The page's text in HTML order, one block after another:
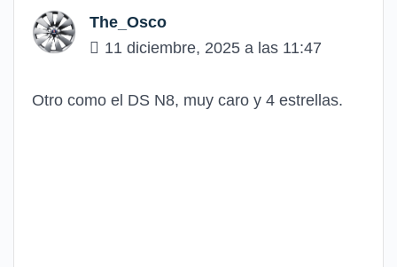
The_Osco
11 diciembre, 2025 a las 11:47
Otro como el DS N8, muy caro y 4 estrellas.